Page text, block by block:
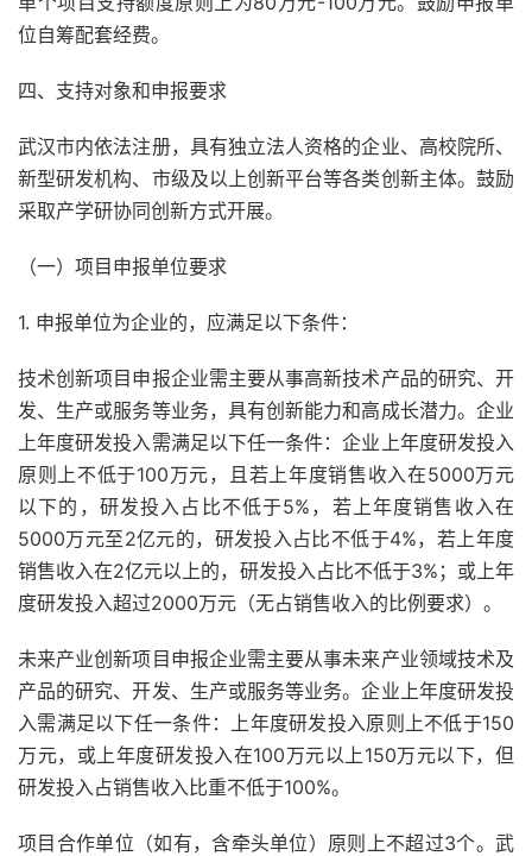
位自筹配套经费。
四、支持对象和申报要求
武汉市内依法注册，具有独立法人资格的企业、高校院所、
新型研发机构、市级及以上创新平台等各类创新主体。鼓励
采取产学研协同创新方式开展。
（一）项目申报单位要求
1. 申报单位为企业的，应满足以下条件：
技术创新项目申报企业需主要从事高新技术产品的研究、开
发、生产或服务等业务，具有创新能力和高成长潜力。企业
上年度研发投入需满足以下任一条件：企业上年度研发投入
原则上不低于100万元，且若上年度销售收入在5000万元
以下的，研发投入占比不低于5%，若上年度销售收入在
5000万元至2亿元的，研发投入占比不低于4%，若上年度
销售收入在2亿元以上的，研发投入占比不低于3%；或上年
度研发投入超过2000万元（无占销售收入的比例要求）。
未来产业创新项目申报企业需主要从事未来产业领域技术及
产品的研究、开发、生产或服务等业务。企业上年度研发投
入需满足以下任一条件：上年度研发投入原则上不低于150
万元，或上年度研发投入在100万元以上150万元以下，但
研发投入占销售收入比重不低于100%。
项目合作单位（如有，含牵头单位）原则上不超过3个。武